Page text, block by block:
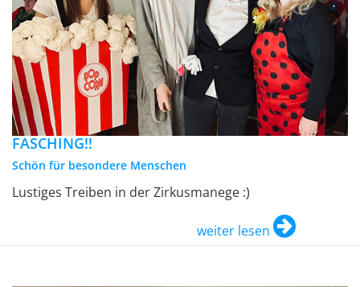
FASCHING!!
Schön für besondere Menschen
Lustiges Treiben in der Zirkusmanege :)
weiter lesen